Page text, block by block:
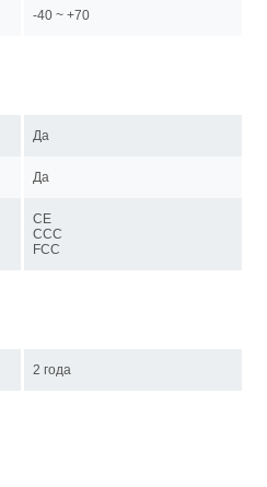
-40 ~ +70
Да
Да
CE
CСС
FCC
2 года